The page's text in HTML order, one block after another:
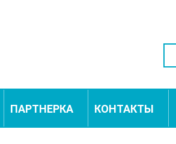
ПАРТНЕРКА КОНТАКТЫ